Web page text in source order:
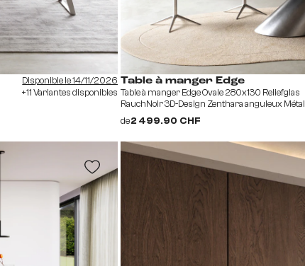
Disponible le 14/11/2026
+11 Variantes disponibles
Table à manger Edge
Table à manger Edge Ovale 280x130 Reliefglas
RauchNoir 3D-Design Zenthara anguleux Métal
finition à effet Titane
de2 499.90 CHF